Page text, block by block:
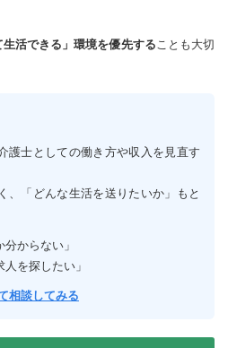
生活できる」環境を優先する ことも大切
護士としての働き方や収入を見直す
、「どんな生活を送りたいか」もと
からない」
を探したい」
相談してみる